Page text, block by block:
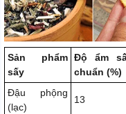
Sản phẩm
sấy
Độ ẩm
chuẩn (%)
Đậu phộng
(lạc)
13